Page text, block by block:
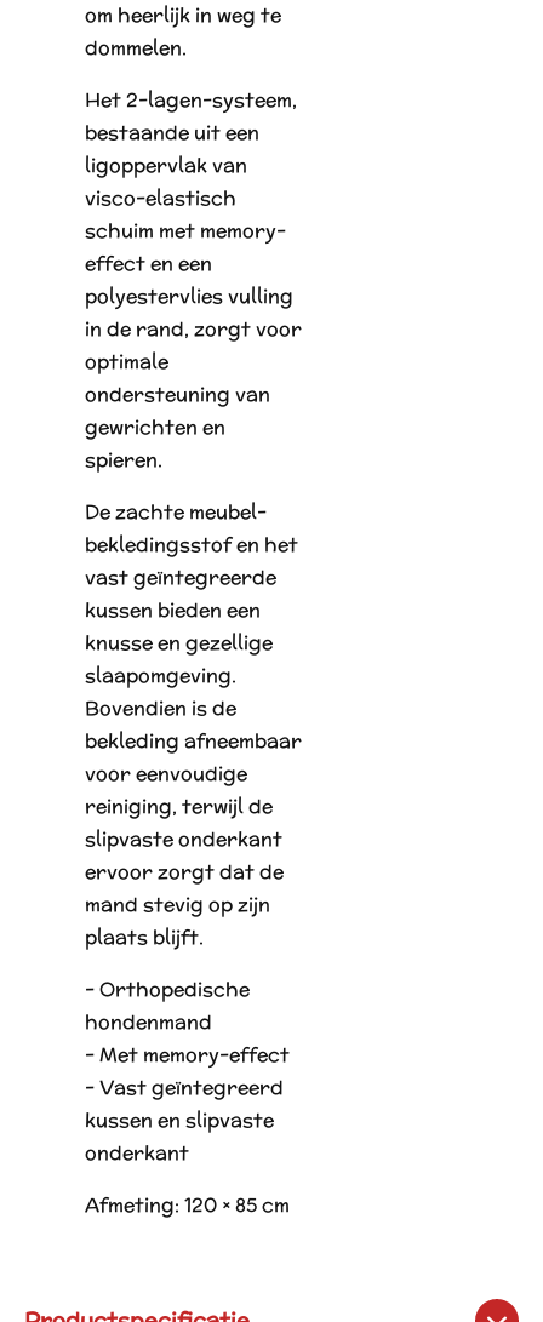
om heerlijk in weg te
dommelen.
Het 2-lagen-systeem,
bestaande uit een
ligoppervlak van
visco-elastisch
schuim met memory-
effect en een
polyestervlies vulling
in de rand, zorgt voor
optimale
ondersteuning van
gewrichten en
spieren.
De zachte meubel-
bekledingsstof en het
vast geïntegreerde
kussen bieden een
knusse en gezellige
slaapomgeving.
Bovendien is de
bekleding afneembaar
voor eenvoudige
reiniging, terwijl de
slipvaste onderkant
ervoor zorgt dat de
mand stevig op zijn
plaats blijft.
- Orthopedische
hondenmand
- Met memory-effect
- Vast geïntegreerd
kussen en slipvaste
onderkant
Afmeting: 120 × 85 cm